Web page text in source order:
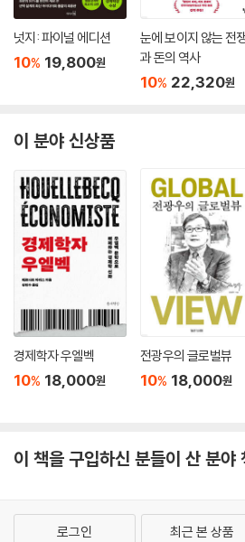
넛지: 파이널 에디션
10% 19,800원
눈에 보이지 않는 전
과 돈의 역사
10% 22,320원
이 분야 신상품
경제학자 우엘벡
10% 18,000원
전광우의 글로벌뷰
10% 18,000원
이 책을 구입하신 분들이 산 분야
로그인 최근 본 상품